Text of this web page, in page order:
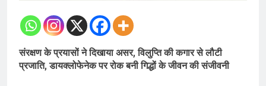
संरक्षण के प्रयासों ने दिखाया असर, विलुप्ति की कगार से लौटी
प्रजाति, डायक्लोफेनेक पर रोक बनी गिद्धों के जीवन की संजीवनी